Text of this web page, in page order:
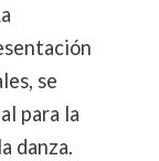
se
para la
danza.